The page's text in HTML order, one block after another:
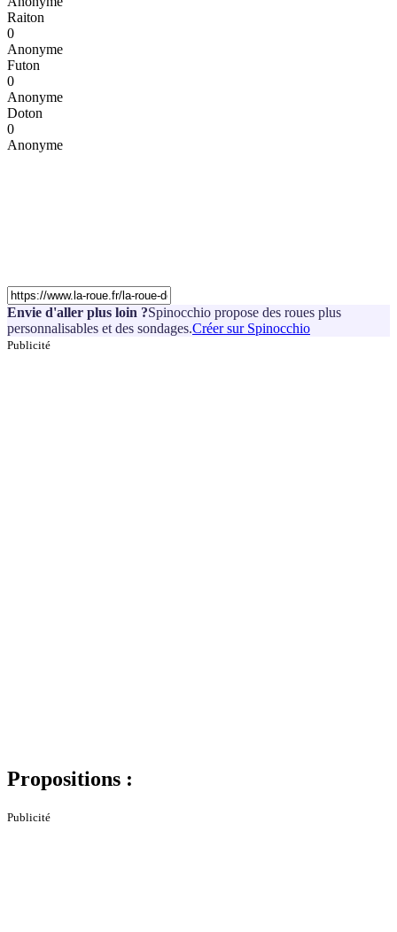
Raiton
0
Anonyme
Futon
0
Anonyme
Doton
0
Anonyme
Envie d'aller plus loin ?Spinocchio propose des roues plus
personnalisables et des sondages.Créer sur Spinocchio
Publicité
Propositions :
Publicité